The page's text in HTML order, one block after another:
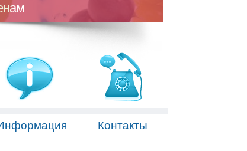
Контакты